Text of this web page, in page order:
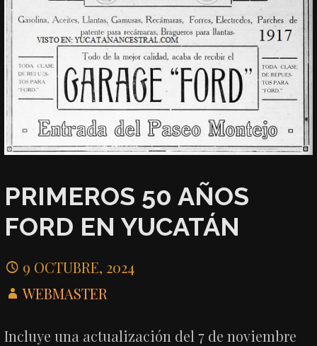
PRIMEROS 50 AÑOS
FORD EN YUCATÁN
9 OCTUBRE, 2024
WEBMASTER
Incluye una actualización del 7 de noviembre